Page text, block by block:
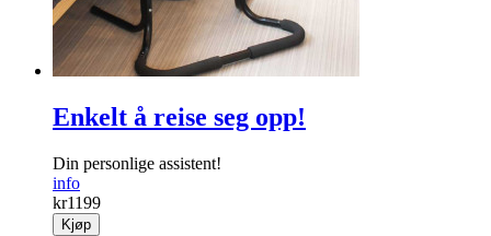
Enkelt å reise seg opp!
Din personlige assistent!
info
kr1199
Kjøp